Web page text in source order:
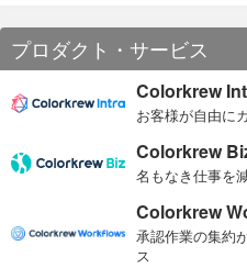
や共感）をしっかり共通化でき
た。
②グローバルな採用の加速グロー
ジネスが成功している状態を目
プロダクト・サービス
Colorkrew
お客様が自由に
Colorkrew
名もなき仕事を
Colorkrew
承認作業の集約
ス